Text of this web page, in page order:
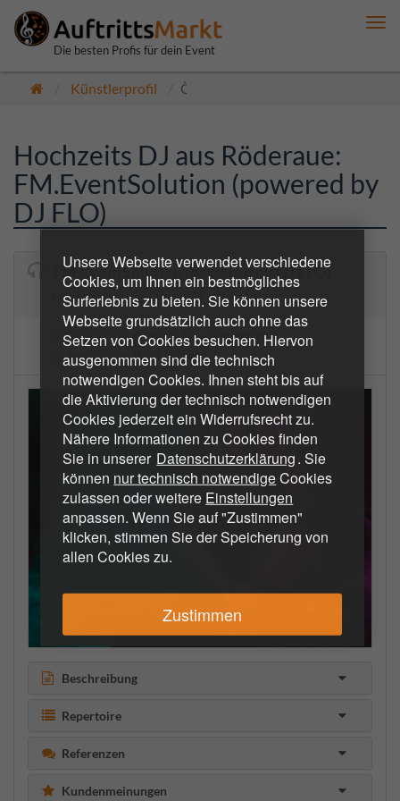
Unsere Webseite verwendet verschiedene
Cookies, um Ihnen ein bestmögliches
Surferlebnis zu bieten. Sie können unsere
Webseite grundsätzlich auch ohne das
Setzen von Cookies besuchen. Hiervon
ausgenommen sind die technisch
notwendigen Cookies. Ihnen steht bis auf
die Aktivierung der technisch notwendigen
Cookies jederzeit ein Widerrufsrecht zu.
Nähere Informationen zu Cookies finden
Sie in unserer Datenschutzerklärung. Sie
können nur technisch notwendigeCookies
zulassen oder weitere Einstellungen
anpassen. Wenn Sie auf "Zustimmen"
klicken, stimmen Sie der Speicherung von
allen Cookies zu.
Zustimmen
Die besten Profis für dein Event
Künstlerprofil Öffentlich
Hochzeits DJ aus Röderaue:
FM.EventSolution (powered by
DJ FLO)
FM.EventSolution (powered by DJ FLO)
Hochzeits- und Event DJ mit Fotobox
5.0
2 Bewertungen
(2 bestätigte Buchungen)
Beschreibung
Repertoire
Referenzen
Kundenmeinungen